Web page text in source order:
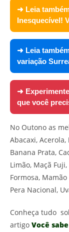
➜ Leia
Inesquecível!
➜ Leia
variação
➜ Experimente
que você
No Outono as
Abacaxi, Acerola,
Banana Prata,
Limão, Maçã
Formosa,
Pera Nacional,
Conheça tudo
artigo Você